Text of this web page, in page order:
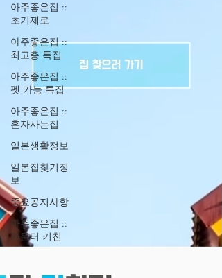
아주좋은집 ::
초기제로
아주좋은집 ::
최고층 특집
아주좋은집 ::
펫 가능 특집
아주좋은집 ::
혼자사는집
일본생활정보
일본집찾기정
보
중요공지사항
아주좋은집 ::
카운터 키친